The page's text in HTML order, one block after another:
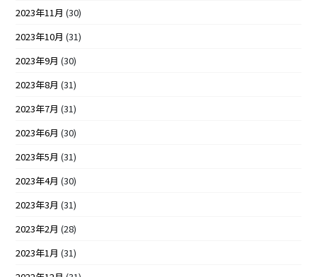
2023年11月 (30)
2023年10月 (31)
2023年9月 (30)
2023年8月 (31)
2023年7月 (31)
2023年6月 (30)
2023年5月 (31)
2023年4月 (30)
2023年3月 (31)
2023年2月 (28)
2023年1月 (31)